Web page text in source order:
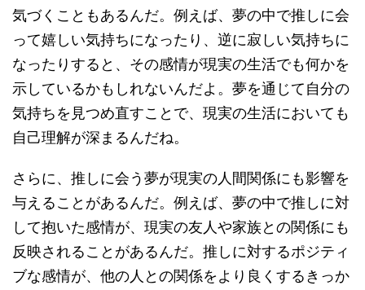
気づくこともあるんだ。例えば、夢の中で推しに会
って嬉しい気持ちになったり、逆に寂しい気持ちに
なったりすると、その感情が現実の生活でも何かを
示しているかもしれないんだよ。夢を通じて自分の
気持ちを見つめ直すことで、現実の生活においても
自己理解が深まるんだね。
さらに、推しに会う夢が現実の人間関係にも影響を
与えることがあるんだ。例えば、夢の中で推しに対
して抱いた感情が、現実の友人や家族との関係にも
反映されることがあるんだ。推しに対するポジティ
ブな感情が、他の人との関係をより良くするきっか